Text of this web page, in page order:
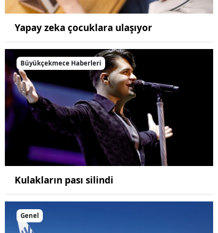
Yapay zeka çocuklara ulaşıyor
Büyükçekmece Haberleri
Kulakların pası silindi
Genel